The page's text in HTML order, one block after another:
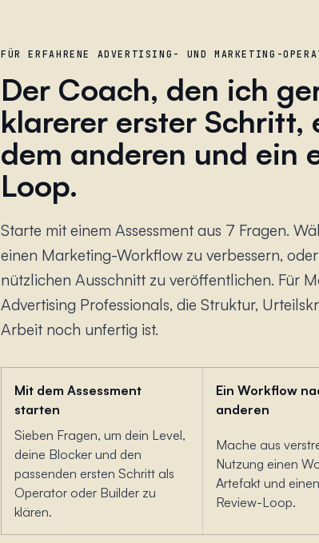
FÜR ERFAHRENE ADVERTISING- UND MARKETING-
Der Coach, den ich
klarerer erster
dem anderen und ein
Loop.
Starte mit einem Assessment aus 7 Fragen.
einen Marketing-Workflow zu verbessern,
nützlichen Ausschnitt zu veröffentlichen. Für
Advertising Professionals, die Struktur,
Arbeit noch unfertig ist.
Mit dem Assessment
starten
Sieben Fragen, um dein Level,
deine Blocker und den
passenden ersten Schritt als
Operator oder Builder zu
klären.
Ein Workflow
anderen
Mache aus
Nutzung einen
Artefakt und
Review-Loop.